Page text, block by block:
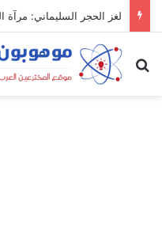
لغز الحجر السليماني: مرآة
بحث عن